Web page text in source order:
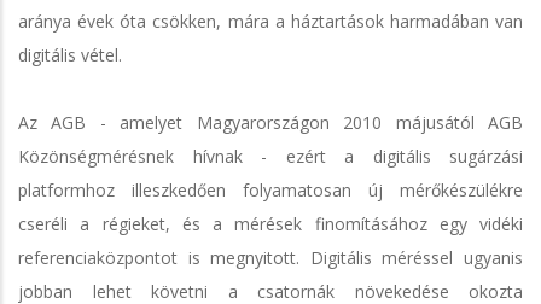
aránya évek óta csökken, mára a háztartások harmadában van
digitális vétel.
Az AGB - amelyet Magyarországon 2010 májusától AGB
Közönségmérésnek hívnak - ezért a digitális sugárzási
platformhoz illeszkedően folyamatosan új mérőkészülékre
cseréli a régieket, és a mérések finomításához egy vidéki
referenciaközpontot is megnyitott. Digitális méréssel ugyanis
jobban lehet követni a csatornák növekedése okozta